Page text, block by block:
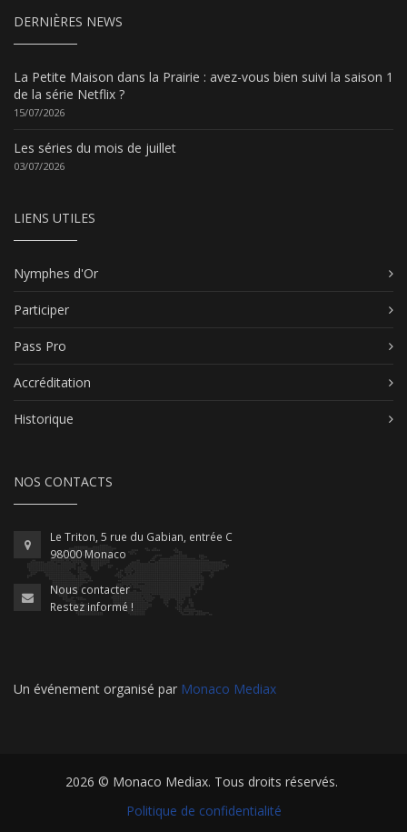
DERNIÈRES NEWS
La Petite Maison dans la Prairie : avez-vous bien suivi la saison 1
de la série Netflix ?
15/07/2026
Les séries du mois de juillet
03/07/2026
LIENS UTILES
Nymphes d'Or
Participer
Pass Pro
Accréditation
Historique
NOS CONTACTS
Le Triton, 5 rue du Gabian, entrée C
98000 Monaco
Nous contacter
Restez informé !
Un événement organisé par Monaco Mediax
2026 © Monaco Mediax. Tous droits réservés.
Politique de confidentialité